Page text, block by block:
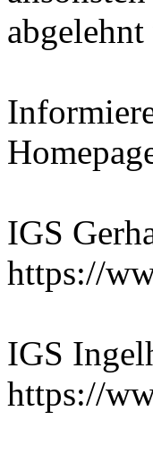
IGS
https://
IGS
https://